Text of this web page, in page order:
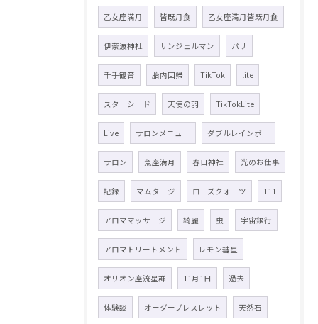
乙女座満月 皆既月食 乙女座満月皆既月食
伊奈波神社 サンジェルマン パリ
千手観音 胎内回帰 TikTok lite
スターシード 天使の羽 TikTokLite
Live サロンメニュー ダブルレインボー
サロン 魚座満月 春日神社 光のお仕事
記録 マムタージ ローズクォーツ 111
アロママッサージ 綺麗 虫 宇宙銀行
アロマトリートメント レモン彗星
オリオン座流星群 11月1日 過去
体験談 オーダーブレスレット 天然石